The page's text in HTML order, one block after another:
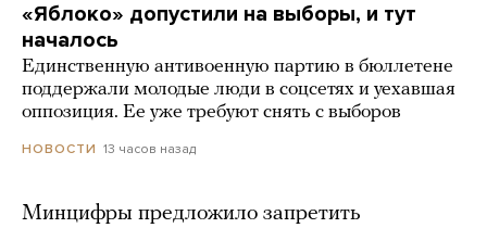
«Яблоко» допустили на выборы, и тут
началось
Единственную антивоенную партию в бюллетене
поддержали молодые люди в соцсетях и уехавшая
оппозиция. Ее уже требуют снять с выборов
НОВОСТИ 13 часов назад
Минцифры предложило запретить